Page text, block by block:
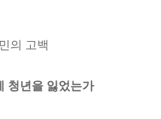
의 고백
청년을 잃었는가